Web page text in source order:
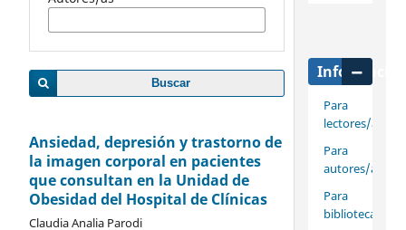
Buscar
Ansiedad, depresión y trastorno de
la imagen corporal en pacientes
que consultan en la Unidad de
Obesidad del Hospital de Clínicas
Claudia Analia Parodi
Para
lectores/as
Para
autores/as
Para
bibliotecarios/